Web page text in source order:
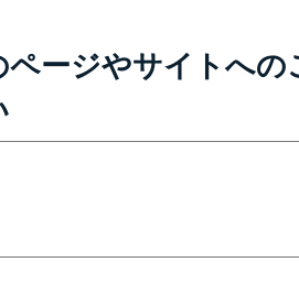
ページやサイトへ